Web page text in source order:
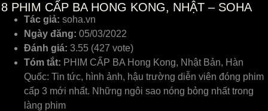
8 PHIM CẤP BA HONG KONG, NHẬT – SOHA
Tác giả: soha.vn
Ngày đăng: 05/03/2022
Đánh giá: 3.55 (427 vote)
Tóm tắt: PHIM CẤP BA Hong Kong, Nhật Bản, Hàn
Quốc: Tin tức, hình ảnh, hậu trường diễn viên đóng phim
cấp 3 mới nhất. Những ngôi sao nóng bỏng nhất trong
làng phim